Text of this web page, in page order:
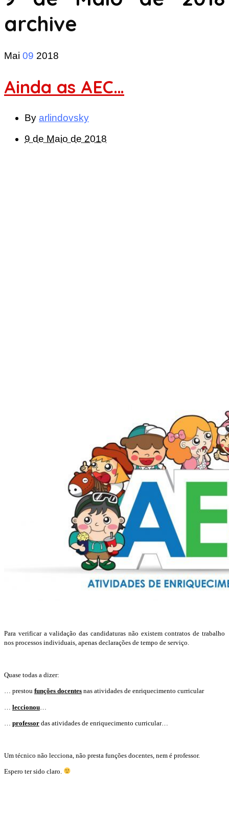
archive
Mai 09 2018
Ainda as AEC…
By arlindovsky
9 de Maio de 2018
Para verificar a validação das candidaturas não existem contratos de trabalho
nos processos individuais, apenas declarações de tempo de serviço.
Quase todas a dizer:
… prestou funções docentes nas atividades de enriquecimento curricular
leccionou
… professor das atividades de enriquecimento curricular…
Um técnico não lecciona, não presta funções docentes, nem é professor.
Espero ter sido claro.